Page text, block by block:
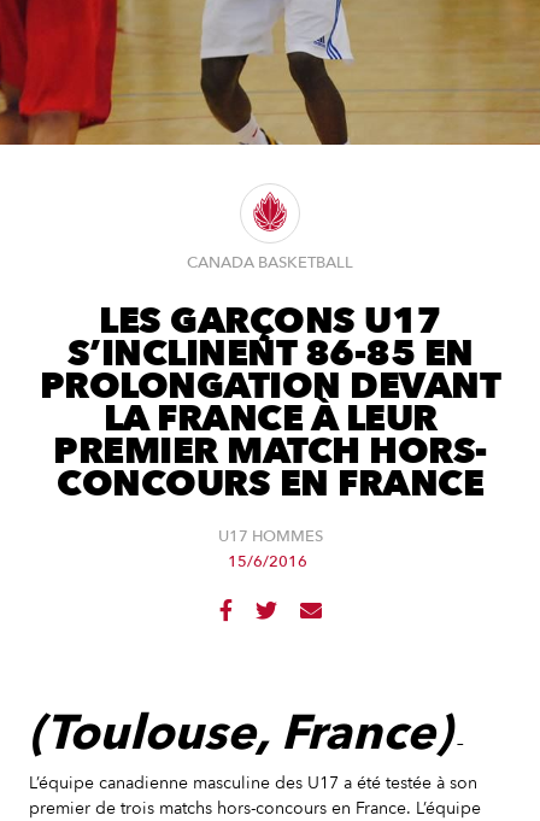
CANADA BASKETBALL
LES GARÇONS U17
S’INCLINENT 86-85 EN
PROLONGATION DEVANT
LA FRANCE À LEUR
PREMIER MATCH HORS-
CONCOURS EN FRANCE
U17 HOMMES
15/6/2016
  
(Toulouse, France)–
L’équipe canadienne masculine des U17 a été testée à son
premier de trois matchs hors-concours en France. L’équipe